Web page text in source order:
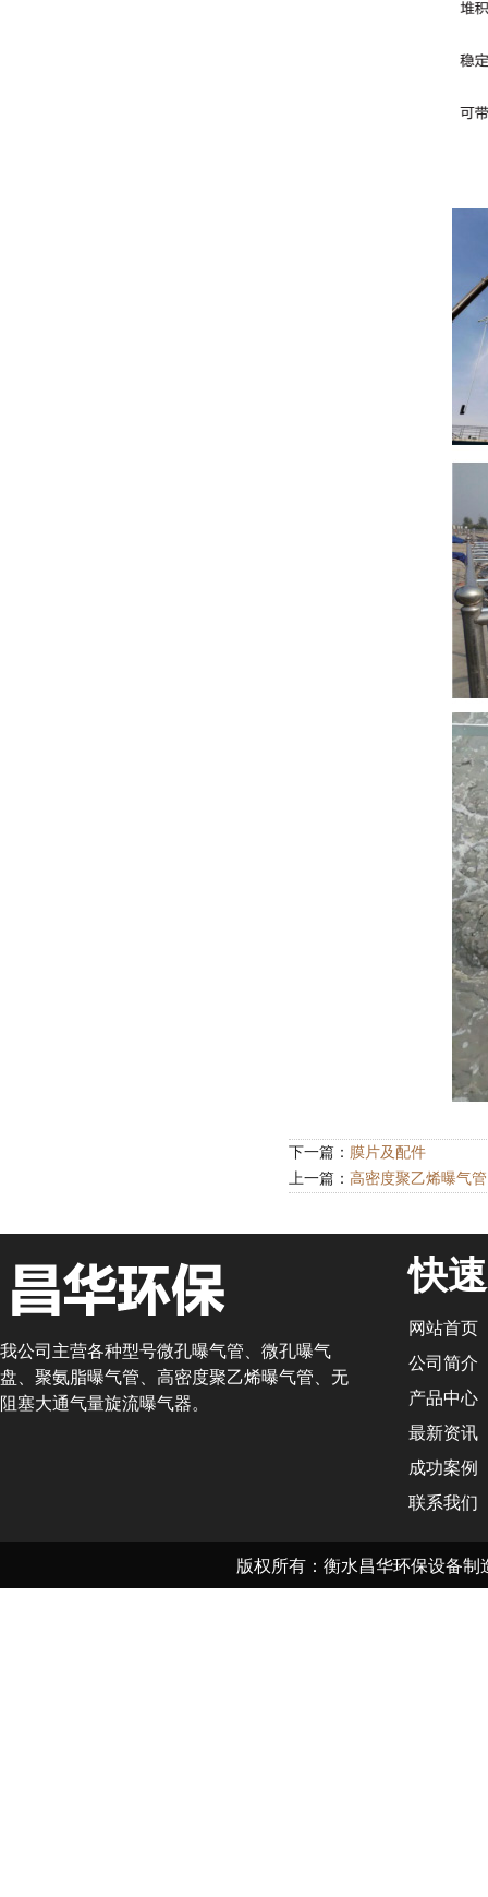
下一篇： 膜片及配件
上一篇： 高密度聚乙烯曝气管
我公司主营各种型号微孔曝气管、微孔曝气
盘、聚氨脂曝气管、高密度聚乙烯曝气管、无
阻塞大通气量旋流曝气器。
快
网站首页
公司简介
产品中心
最新资讯
成功案例
联系我们
版权所有：衡水昌华环保设备